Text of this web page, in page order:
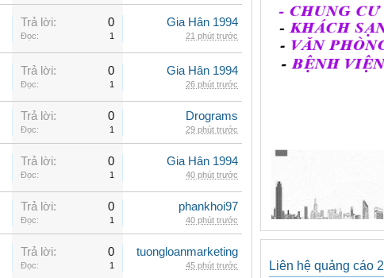
Trả lời: 0
Đọc: 1
Gia Hân 1994
21 phút trước
Trả lời: 0
Đọc: 1
Gia Hân 1994
26 phút trước
Trả lời: 0
Đọc: 1
Drograms
29 phút trước
Trả lời: 0
Đọc: 1
Gia Hân 1994
40 phút trước
Trả lời: 0
Đọc: 1
phankhoi97
40 phút trước
Trả lời: 0
Đọc: 1
tuongloanmarketing
45 phút trước Liên hệ quảng cáo 2